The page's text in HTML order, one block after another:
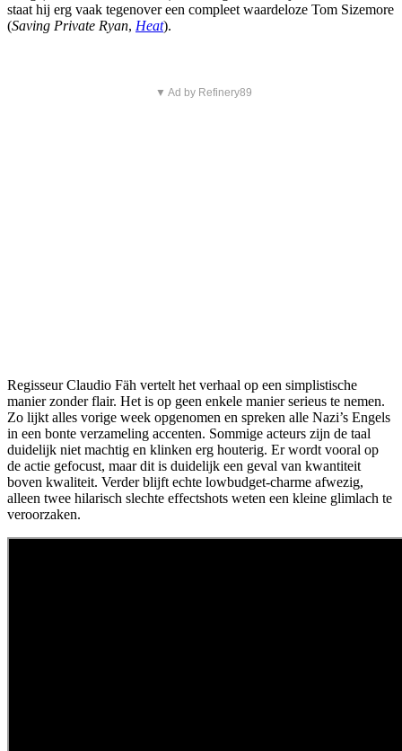
staat hij erg vaak tegenover een compleet waardeloze Tom Sizemore
(Saving Private Ryan, Heat).
▼ Ad by Refinery89
Regisseur Claudio Fäh vertelt het verhaal op een simplistische
manier zonder flair. Het is op geen enkele manier serieus te nemen.
Zo lijkt alles vorige week opgenomen en spreken alle Nazi’s Engels
in een bonte verzameling accenten. Sommige acteurs zijn de taal
duidelijk niet machtig en klinken erg houterig. Er wordt vooral op
de actie gefocust, maar dit is duidelijk een geval van kwantiteit
boven kwaliteit. Verder blijft echte lowbudget-charme afwezig,
alleen twee hilarisch slechte effectshots weten een kleine glimlach te
veroorzaken.